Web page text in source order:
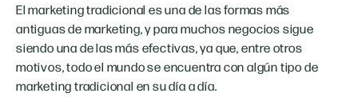
El marketing tradicional es una de las formas más
antiguas de marketing, y para muchos negocios sigue
siendo una de las más efectivas, ya que, entre otros
motivos, todo el mundo se encuentra con algún tipo de
marketing tradicional en su día a día.